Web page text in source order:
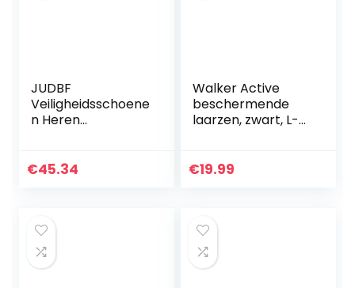
JUDBF
Veiligheidsschoene
n Heren
Werkschoenen
Schoenen Dames
€45.34
Walker Active
beschermende
laarzen, zwart, L-
€19.99